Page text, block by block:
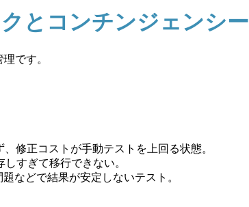
とコンチンジェンシー
です。
修正コストが手動テストを上回る状態。
すぎて移行できない。
などで結果が安定しないテスト。